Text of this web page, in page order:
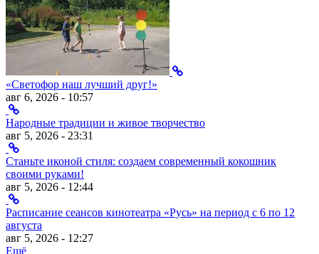
«Светофор наш лучший друг!»
авг 6, 2026 - 10:57
Народные традиции и живое творчество
авг 5, 2026 - 23:31
Станьте иконой стиля: создаем современный кокошник
своими руками!
авг 5, 2026 - 12:44
Расписание сеансов кинотеатра «Русь» на период с 6 по 12
августа
авг 5, 2026 - 12:27
Ещё